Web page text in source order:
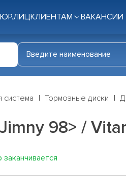
КЛИЕНТАМ ВАКАНСИИ
система Тормозные диски
98> /
заканчивается